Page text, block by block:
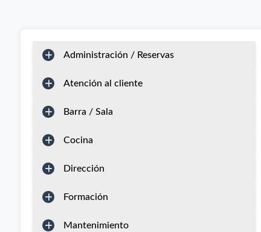
Administración / Reservas
Atención al cliente
Barra / Sala
Cocina
Dirección
Formación
Mantenimiento